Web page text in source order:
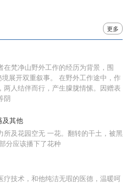
更多
在梵净山野外工作的经历为背景，围
境展开双重叙事。 在野外工作途中，作
两人结伴而行，产生朦胧情愫。因赠表
阴
及其他
所及花园空无 一花。翻转的干土，被黑
分应该播下了花种
疗技术，和他纯洁无瑕的医德，温暖呵